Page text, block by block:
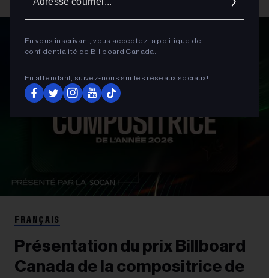
En vous inscrivant, vous acceptez la politique de
confidentialité de Billboard Canada.
En attendant, suivez‑nous sur les réseaux sociaux!
FRANÇAIS
Présentation du prix Billboard
Canada de la compositrice de